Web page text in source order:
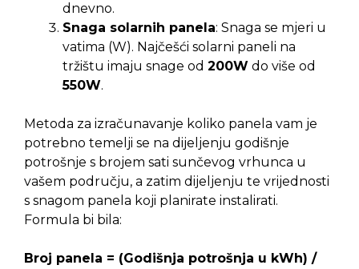
dnevno.
Snaga solarnih panela: Snaga se mjeri u
vatima (W). Najčešći solarni paneli na
tržištu imaju snage od 200W do više od
550W.
Metoda za izračunavanje koliko panela vam je
potrebno temelji se na dijeljenju godišnje
potrošnje s brojem sati sunčevog vrhunca u
vašem području, a zatim dijeljenju te vrijednosti
s snagom panela koji planirate instalirati.
Formula bi bila:
Broj panela = (Godišnja potrošnja u kWh) /